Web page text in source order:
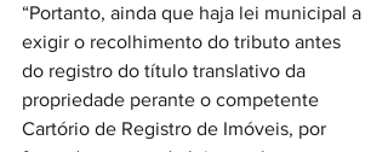
“Portanto, ainda que haja lei municipal a
exigir o recolhimento do tributo antes
do registro do título translativo da
propriedade perante o competente
Cartório de Registro de Imóveis, por